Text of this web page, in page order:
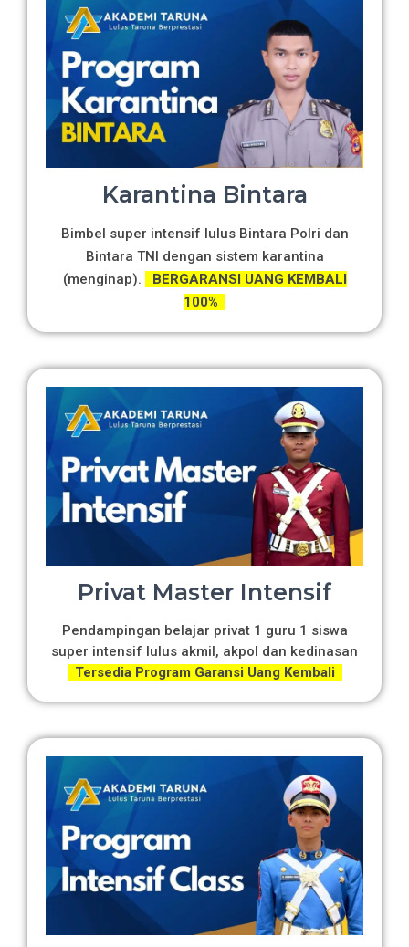
Karantina Bintara
Bimbel super intensif lulus Bintara Polri dan
Bintara TNI dengan sistem karantina
(menginap).
BERGARANSI UANG KEMBALI
100%
Privat Master Intensif
Pendampingan belajar privat 1 guru 1 siswa
super intensif lulus akmil, akpol dan kedinasan
Tersedia Program Garansi Uang Kembali